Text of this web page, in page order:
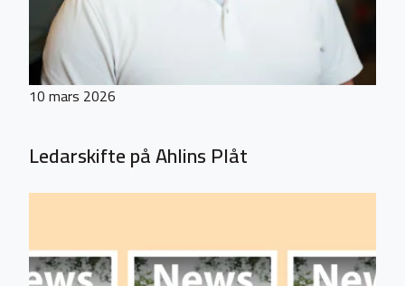
10 mars 2026
Ledarskifte på Ahlins Plåt